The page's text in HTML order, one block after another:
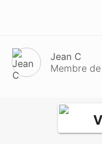
Jean C
Membre